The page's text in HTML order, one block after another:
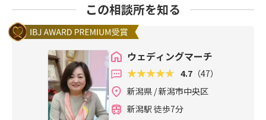
この相談所を知る
ウェディングマーチ
4.7 （47）
新潟県 / 新潟市中央区
新潟駅 徒歩7分